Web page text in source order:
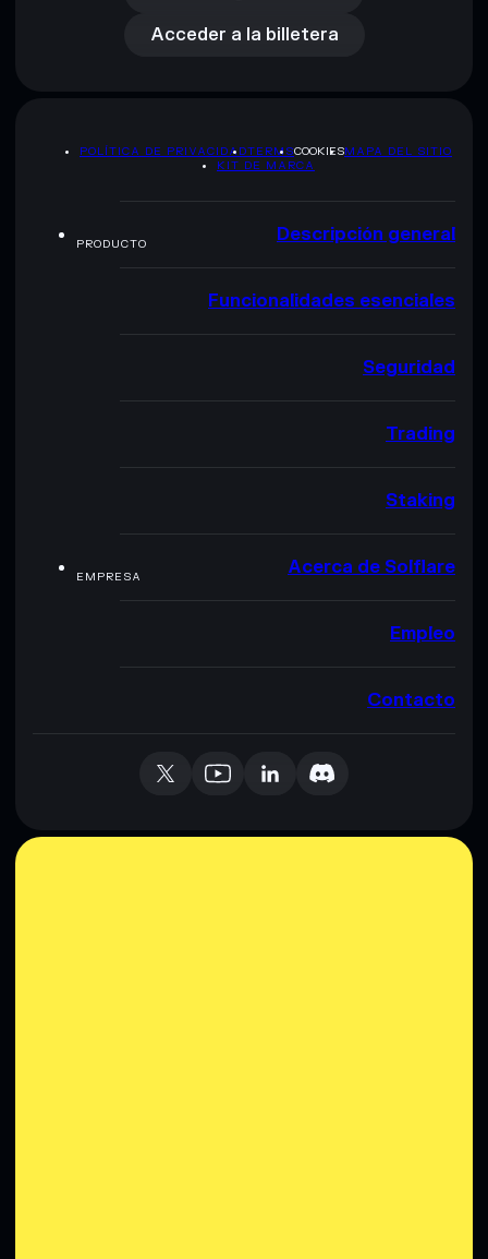
Acceder a la billetera
POLÍTICA DE PRIVACIDADTERMSCOOKIESMAPA DEL SITIO
KIT DE MARCA
PRODUCTO Descripción general
Funcionalidades esenciales
Seguridad
Trading
Staking
EMPRESA Acerca de Solflare
Empleo
Contacto